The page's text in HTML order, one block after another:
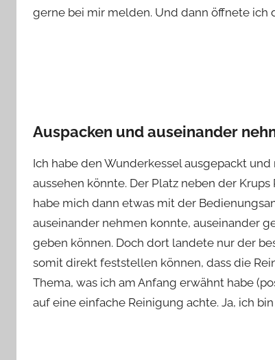
gerne bei mir melden. Und dann öffnete ich
Auspacken und auseinander
Ich habe den Wunderkessel ausgepackt
aussehen könnte. Der Platz neben der
habe mich dann etwas mit der
auseinander nehmen konnte, auseinander
geben können. Doch dort landete nur der
somit direkt feststellen können, dass die
Thema, was ich am Anfang erwähnt habe
auf eine einfache Reinigung achte. Ja, ich